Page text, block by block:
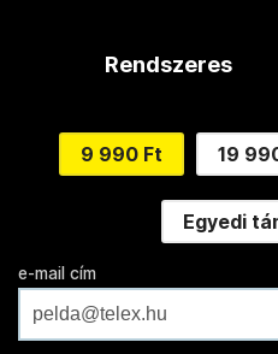
Rendszeres
9 990 Ft 19
Egyedi
e-mail cím